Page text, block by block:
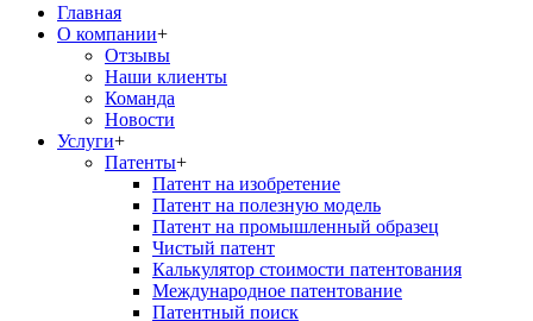
Главная
О компании+
Отзывы
Наши клиенты
Команда
Новости
Услуги+
Патенты+
Патент на изобретение
Патент на полезную модель
Патент на промышленный образец
Чистый патент
Калькулятор стоимости патентования
Международное патентование
Патентный поиск